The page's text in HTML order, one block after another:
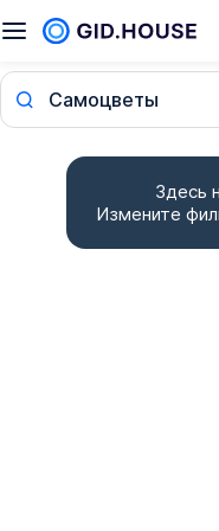
Самоцветы
Здесь
Измените